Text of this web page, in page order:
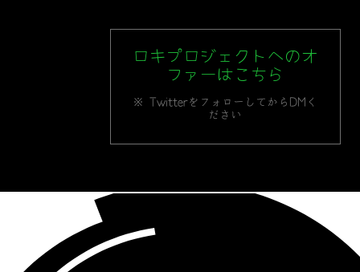
ロキプロジェクトへのオ
ファーはこちら
※ TwitterをフォローしてからDMく
ださい